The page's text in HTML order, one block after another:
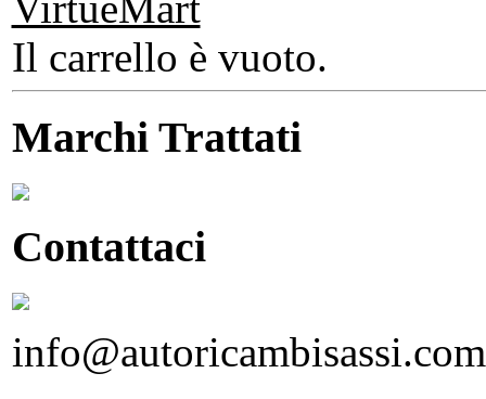
Il carrello è vuoto.
Marchi Trattati
Contattaci
info@autoricambisassi.com